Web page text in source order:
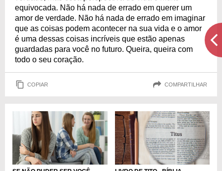
equivocada. Não há nada de errado em querer um
amor de verdade. Não há nada de errado em imaginar
que as coisas podem acontecer na sua vida e o amor
é uma dessas coisas incríveis que estão apenas
guardadas para você no futuro. Queira, queira com
todo o seu coração.
COPIAR COMPARTILHAR